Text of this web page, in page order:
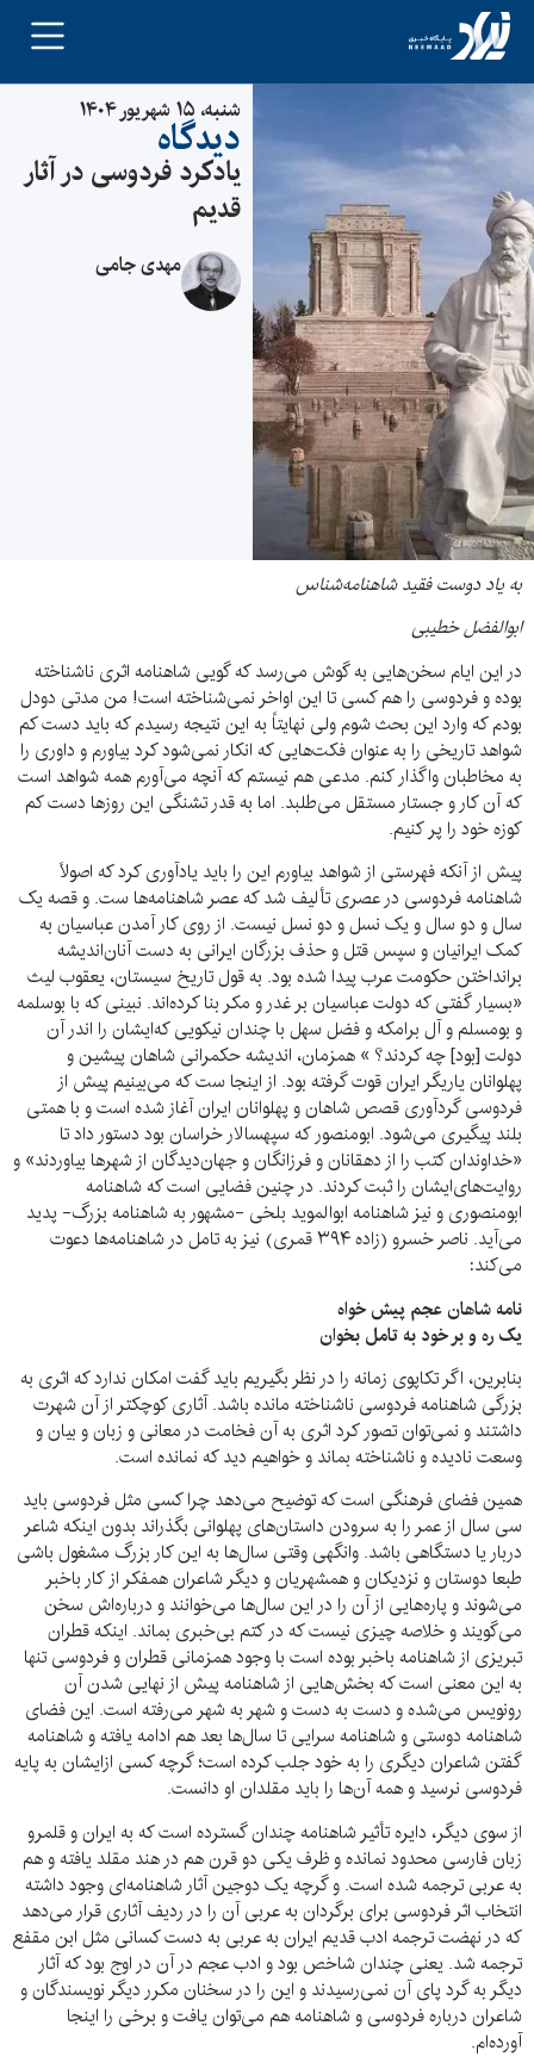
شنبه، ۱۵ شهریور ۱۴۰۴
دیدگاه
یادکرد فردوسی در آثار
قدیم
مهدی جامی
به یاد دوست فقید شاهنامه‌شناس
ابوالفضل خطیبی
در این ایام سخن‌هایی به گوش می‌رسد که گویی شاهنامه اثری ناشناخته
بوده و فردوسی را هم کسی تا این اواخر نمی‌شناخته است! من مدتی دودل
بودم که وارد این بحث شوم ولی نهایتاً به این نتیجه رسیدم که باید دست کم
شواهد تاریخی را به عنوان فکت‌هایی که انکار نمی‌شود کرد بیاورم و داوری را
به مخاطبان واگذار کنم. مدعی هم نیستم که آنچه می‌آورم همه شواهد است
که آن کار و جستار مستقل می‌طلبد. اما به قدر تشنگی این روز‌ها دست کم
کوزه خود را پر کنیم.
پیش از آنکه فهرستی از شواهد بیاورم این را باید یادآوری کرد که اصولاً
شاهنامه فردوسی در عصری تألیف شد که عصر شاهنامه‌ها ست. و قصه یک
سال و دو سال و یک نسل و دو نسل نیست. از روی کار آمدن عباسیان به
کمک ایرانیان و سپس قتل و حذف بزرگان ایرانی به دست آنان‌اندیشه
برانداختن حکومت عرب پیدا شده بود. به قول تاریخ سیستان، یعقوب لیث
«بسیار گفتی که دولت عباسیان بر غدر و مکر بنا کرده‌اند. نبینی که با بوسلمه
و بومسلم و آل برامکه و فضل سهل با چندان نیکویی که‌ایشان را اندر آن
دولت [بود] چه کردند؟ » همزمان، ‌اندیشه حکمرانی شاهان پیشین و
پهلوانان یاریگر ایران قوت گرفته بود. از اینجا ست که می‌بینیم پیش از
فردوسی گردآوری قصص شاهان و پهلوانان ایران آغاز شده است و با همتی
بلند پیگیری می‌شود. ابومنصور که سپهسالار خراسان بود دستور داد تا
«خداوندان کتب را از دهقانان و فرزانگان و جهان‌دیدگان از شهر‌ها بیاوردند» و
روایت‌های‌ایشان را ثبت کردند. در چنین فضایی است که شاهنامه
ابومنصوری و نیز شاهنامه ابوالموید بلخی -مشهور به شاهنامه بزرگ- پدید
می‌آید. ناصر خسرو (زاده ۳۹۴ قمری) نیز به تامل در شاهنامه‌ها دعوت
می‌کند:
نامه شاهان عجم پیش خواه
یک ره و بر خود به تامل بخوان
بنابرین، اگر تکاپوی زمانه را در نظر بگیریم باید گفت امکان ندارد که اثری به
بزرگی شاهنامه فردوسی ناشناخته مانده باشد. آثاری کوچکتر از آن شهرت
داشتند و نمی‌توان تصور کرد اثری به آن فخامت در معانی و زبان و بیان و
وسعت نادیده و ناشناخته بماند و خواهیم دید که نمانده است.
همین فضای فرهنگی است که توضیح می‌دهد چرا کسی مثل فردوسی باید
سی سال از عمر را به سرودن داستان‌های پهلوانی بگذراند بدون اینکه شاعر
دربار یا دستگاهی باشد. وانگهی وقتی سال‌ها به این کار بزرگ مشغول باشی
طبعا دوستان و نزدیکان و همشهریان و دیگر شاعران همفکر از کار باخبر
می‌شوند و پاره‌هایی از آن را در این سال‌ها می‌خوانند و درباره‌اش سخن
می‌گویند و خلاصه چیزی نیست که در کتم بی‌خبری بماند. اینکه قطران
تبریزی از شاهنامه باخبر بوده است با وجود همزمانی قطران و فردوسی تنها
به این معنی است که بخش‌هایی از شاهنامه پیش از نهایی شدن آن
رونویس می‌شده و دست به دست و شهر به شهر می‌رفته است. این فضای
شاهنامه دوستی و شاهنامه سرایی تا سال‌ها بعد هم ادامه یافته و شاهنامه
گفتن شاعران دیگری را به خود جلب کرده است؛ گرچه کسی از‌ایشان به پایه
فردوسی نرسید و همه آن‌ها را باید مقلدان او دانست.
از سوی دیگر، دایره تأثیر شاهنامه چندان گسترده است که به ایران و قلمرو
زبان فارسی محدود نمانده و ظرف یکی دو قرن هم در هند مقلد یافته و هم
به عربی ترجمه شده است. و گرچه یک دوجین آثار شاهنامه‌ای وجود داشته
انتخاب اثر فردوسی برای برگردان به عربی آن را در ردیف آثاری قرار می‌دهد
که در نهضت ترجمه ادب قدیم ایران به عربی به دست کسانی مثل ابن مقفع
ترجمه شد. یعنی چندان شاخص بود و ادب عجم در آن در اوج بود که آثار
دیگر به گرد پای آن نمی‌رسیدند و این را در سخنان مکرر دیگر نویسندگان و
شاعران درباره فردوسی و شاهنامه هم می‌توان یافت و برخی را اینجا
آورده‌ام.